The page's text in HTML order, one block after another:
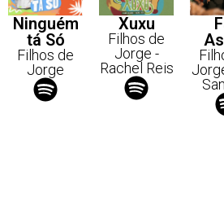
Ninguém
tá Só
Filhos de
Jorge
Xuxu
Filhos de
Jorge -
Rachel Reis